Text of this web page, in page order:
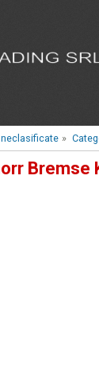
»
Bremse